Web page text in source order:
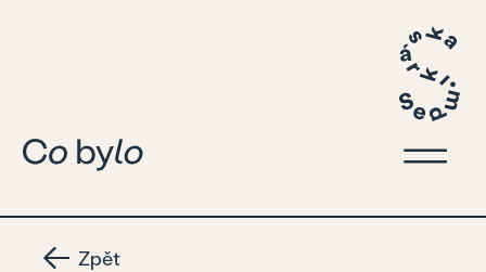
Zpět